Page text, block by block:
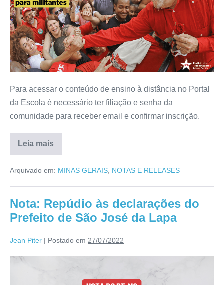
Para acessar o conteúdo de ensino à distância no Portal
da Escola é necessário ter filiação e senha da
comunidade para receber email e confirmar inscrição.
Leia mais
Arquivado em: MINAS GERAIS NOTAS E RELEASES
Nota: Repúdio às declarações do
Prefeito de São José da Lapa
Jean Piter | Postado em 27/07/2022